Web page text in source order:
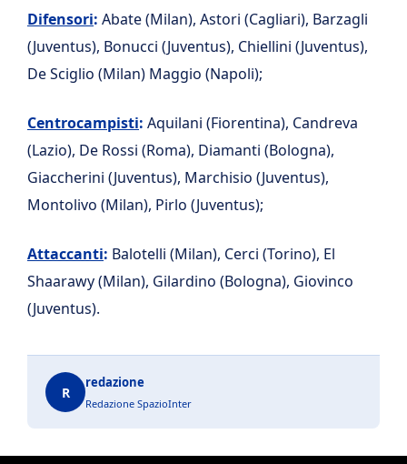
Difensori: Abate (Milan), Astori (Cagliari), Barzagli
(Juventus), Bonucci (Juventus), Chiellini (Juventus),
De Sciglio (Milan) Maggio (Napoli);
Centrocampisti: Aquilani (Fiorentina), Candreva
(Lazio), De Rossi (Roma), Diamanti (Bologna),
Giaccherini (Juventus), Marchisio (Juventus),
Montolivo (Milan), Pirlo (Juventus);
Attaccanti: Balotelli (Milan), Cerci (Torino), El
Shaarawy (Milan), Gilardino (Bologna), Giovinco
(Juventus).
R
redazione
Redazione SpazioInter